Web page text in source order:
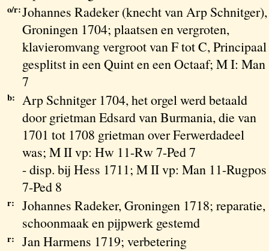
o/r:Johannes Radeker (knecht van Arp Schnitger),
Groningen 1704; plaatsen en vergroten,
klavieromvang vergroot van F tot C, Principaal
gesplitst in een Quint en een Octaaf; M I: Man
7
b:
Arp Schnitger 1704, het orgel werd betaald
door grietman Edsard van Burmania, die van
1701 tot 1708 grietman over Ferwerdadeel
was; M II vp: Hw 11-Rw 7-Ped 7
- disp. bij Hess 1711; M II vp: Man 11-Rugpos
7-Ped 8
r:
Johannes Radeker, Groningen 1718; reparatie,
schoonmaak en pijpwerk gestemd
r:
Jan Harmens 1719; verbetering